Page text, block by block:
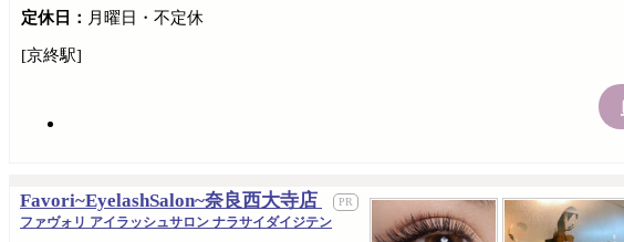
定休日： 月曜日・不定休
[京終駅]
Favori~EyelashSalon~奈良西大寺店
ファヴォリ アイラッシュサロン ナラサイダイジテン